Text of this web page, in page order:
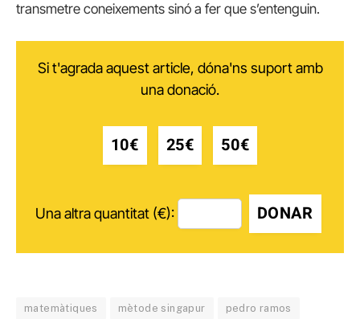
transmetre coneixements sinó a fer que s’entenguin.
Si t'agrada aquest article, dóna'ns suport amb
una donació.
10€ 25€ 50€
Una altra quantitat (€): DONAR
matemàtiques mètode singapur pedro ramos